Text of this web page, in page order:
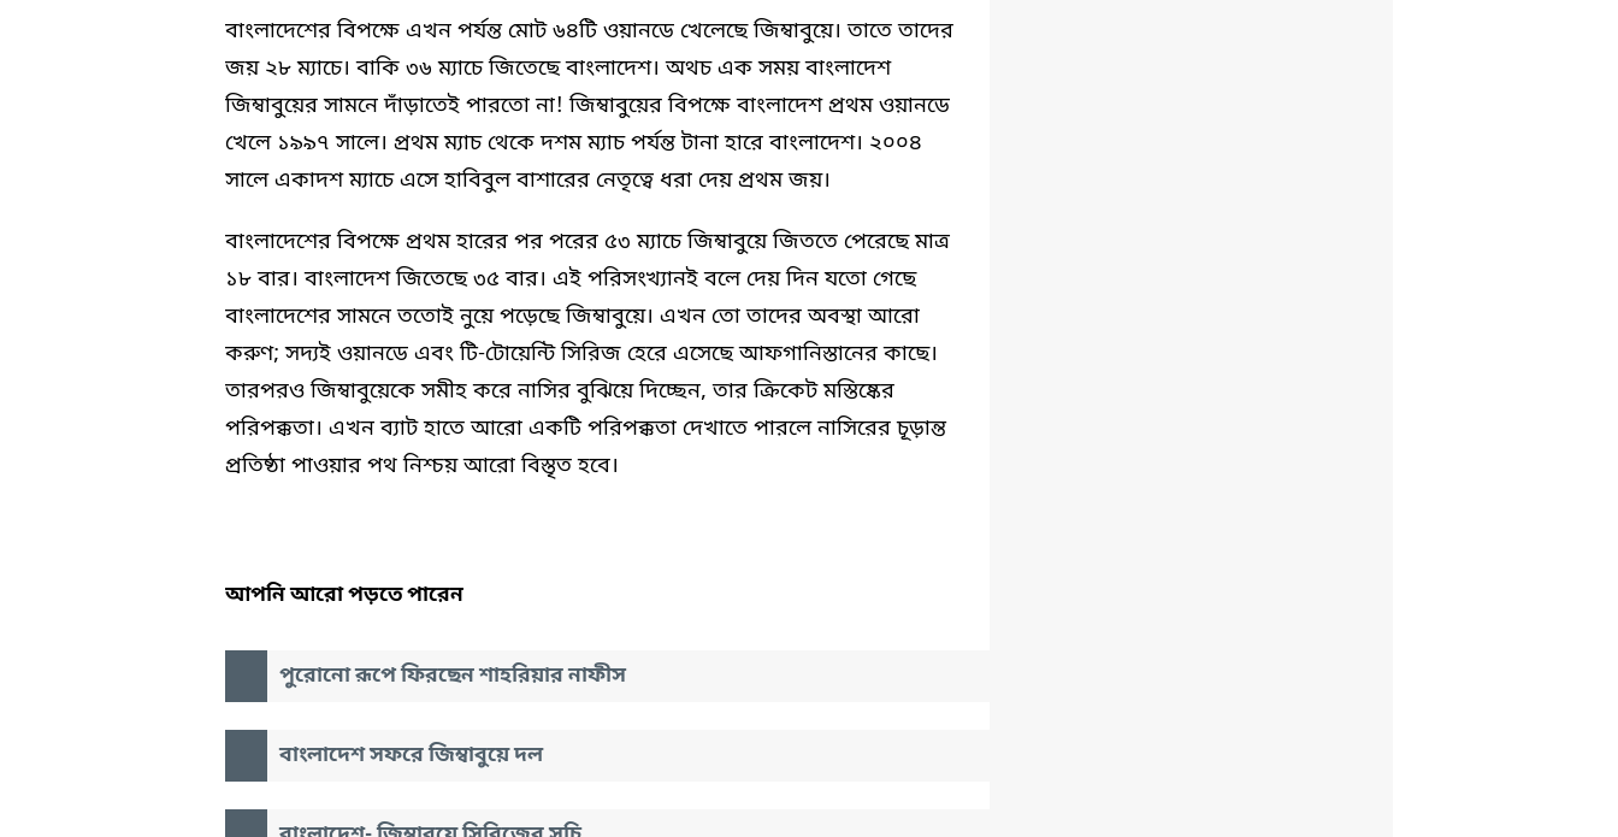
বাংলাদেশের বিপক্ষে এখন পর্যন্ত মোট ৬৪টি ওয়ানডে খেলেছে জিম্বাবুয়ে। তাতে তাদের
জয় ২৮ ম্যাচে। বাকি ৩৬ ম্যাচে জিতেছে বাংলাদেশ। অথচ এক সময় বাংলাদেশ
জিম্বাবুয়ের সামনে দাঁড়াতেই পারতো না! জিম্বাবুয়ের বিপক্ষে বাংলাদেশ প্রথম ওয়ানডে
খেলে ১৯৯৭ সালে। প্রথম ম্যাচ থেকে দশম ম্যাচ পর্যন্ত টানা হারে বাংলাদেশ। ২০০৪
সালে একাদশ ম্যাচে এসে হাবিবুল বাশারের নেতৃত্বে ধরা দেয় প্রথম জয়।
বাংলাদেশের বিপক্ষে প্রথম হারের পর পরের ৫৩ ম্যাচে জিম্বাবুয়ে জিততে পেরেছে মাত্র
১৮ বার। বাংলাদেশ জিতেছে ৩৫ বার। এই পরিসংখ্যানই বলে দেয় দিন যতো গেছে
বাংলাদেশের সামনে ততোই নুয়ে পড়েছে জিম্বাবুয়ে। এখন তো তাদের অবস্থা আরো
করুণ; সদ্যই ওয়ানডে এবং টি-টোয়েন্টি সিরিজ হেরে এসেছে আফগানিস্তানের কাছে।
তারপরও জিম্বাবুয়েকে সমীহ করে নাসির বুঝিয়ে দিচ্ছেন, তার ক্রিকেট মস্তিষ্কের
পরিপক্কতা। এখন ব্যাট হাতে আরো একটি পরিপক্কতা দেখাতে পারলে নাসিরের চূড়ান্ত
প্রতিষ্ঠা পাওয়ার পথ নিশ্চয় আরো বিস্তৃত হবে।
আপনি আরো পড়তে পারেন
পুরোনো রূপে ফিরছেন শাহরিয়ার নাফীস
বাংলাদেশ সফরে জিম্বাবুয়ে দল